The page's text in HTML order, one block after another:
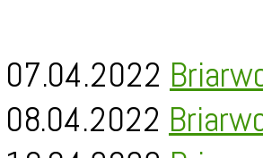
07.04.2022
08.04.2022